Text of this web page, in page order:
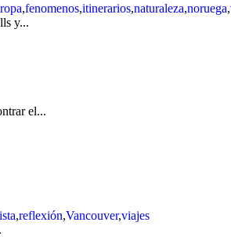
,fenomenos,itinerarios,naturaleza,noruega,
y...
el...
,reflexión,Vancouver,viajes